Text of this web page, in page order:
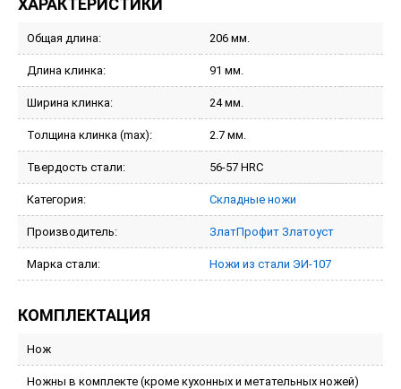
Общая длина: 206 мм.
Длина клинка: 91 мм.
Ширина клинка: 24 мм.
Толщина клинка (max): 2.7 мм.
Твердость стали: 56-57 HRC
Категория: Складные ножи
Производитель: ЗлатПрофит Златоуст
Марка стали: Ножи из стали ЭИ-107
КОМПЛЕКТАЦИЯ
Нож
Ножны в комплекте (кроме кухонных и метательных ножей)